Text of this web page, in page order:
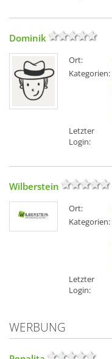
Dominik
Ort:
Kategorien:
Letzter
Login:
Wilberstein
Ort:
Kategorien:
Letzter
Login:
WERBUNG